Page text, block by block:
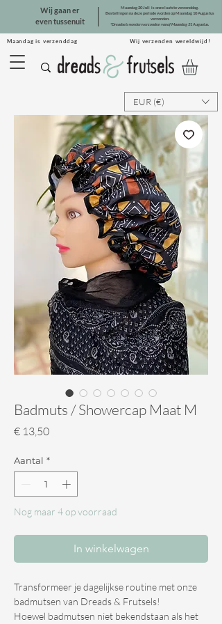
Maandag is verzenddag Wij verzenden wereldwijd!
Wij gaan er
even tussenuit
Maandag 20 Juli is onze laatste verzenddag.
Bestellingen na deze periode worden op Maandag 10 Augustus
verzonden.
*Dreadsets worden verzonden vanaf Maandag 31 Augustus.
EUR (€)
Badmuts / Showercap Maat M
€ 13,50Prijs
Aantal *
Nog maar 4 op voorraad
In winkelwagen
Transformeer je dagelijkse routine met onze
badmutsen van Dreads & Frutsels!
Hoewel badmutsen niet bekendstaan als het